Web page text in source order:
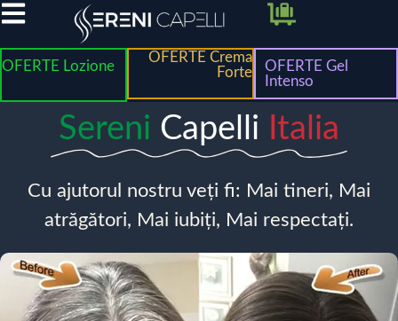
OFERTE Lozione
OFERTE Crema
Forte
OFERTE Gel
Intenso
Sereni Capelli Italia
Cu ajutorul nostru veți fi: Mai tineri, Mai
atrăgători, Mai iubiți, Mai respectați.